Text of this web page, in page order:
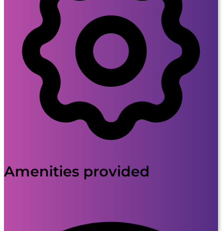
Amenities provided